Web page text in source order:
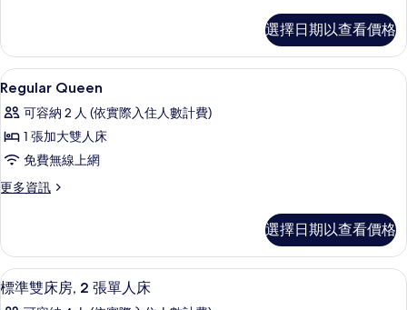
相
片
Smoking
的
詳
選擇日期以查看價格
顯
示
Regular
Queen
的
所
片
9
Regular Queen
可容納 2 人 (依實際入住人數計費)
1 張加大雙人床
免費無線上網
更多資訊
更
的
詳
情
選擇日期以查看價格
顯
示
7
標準雙床房, 2 張單人床